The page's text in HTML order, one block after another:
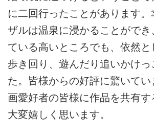
に二回行ったことがあります
ザルは温泉に浸かることができ
ている高いところでも、依然と
歩き回り、遊んだり追いかけっ
た。皆様からの好評に驚いて
画愛好者の皆様に作品を共有す
大変嬉しく思います。